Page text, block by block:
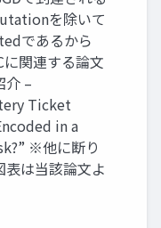
を除いて
であるから
に関連する論文
介 –
Ticket
in a
※他に断り
は当該論文よ